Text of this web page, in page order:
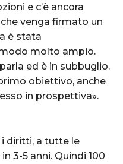
e c’è ancora
venga firmato un
è stata
molto ampio.
ed è in subbuglio.
obiettivo, anche
in prospettiva».
i diritti, a tutte le
3-5 anni. Quindi 100